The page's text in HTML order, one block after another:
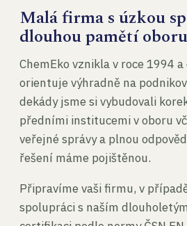
Malá firma s úzkou
dlouhou pamětí
ChemEko vznikla v roce 1994
orientuje výhradně na
dekády jsme si vybudovali
předními institucemi v oboru
veřejné správy a plnou
řešení máme pojištěnou.
Připravíme vaši firmu, v
spolupráci s naším